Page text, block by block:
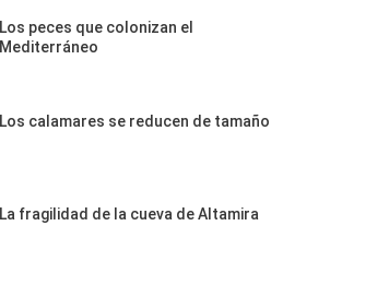
Los peces que colonizan el
Mediterráneo
Los calamares se reducen de tamaño
La fragilidad de la cueva de Altamira